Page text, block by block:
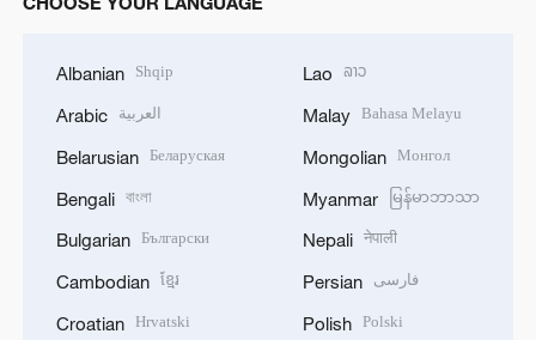
Albanian Shqip
Arabic العربية
Belarusian Беларуская
Bengali বাংলা
Bulgarian Български
Cambodian ខ្មែរ
Croatian Hrvatski
Lao ລາວ
Malay Bahasa Melayu
Mongolian Монгол
Myanmar မြန်မာဘာသာ
Nepali नेपाली
Persian فارسی
Polish Polski